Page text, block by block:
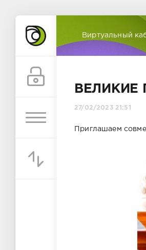
Виртуальный
ВЕЛИКИЕ
27/02/2023 21:51
Приглашаем